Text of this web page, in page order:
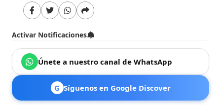
Activar Notificaciones
Únete a nuestro canal de WhatsApp
G Síguenos en Google Discover